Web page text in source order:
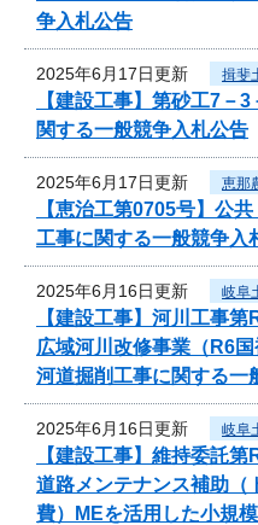
争入札公告
2025年6月17日更新 揖斐
【建設工事】第砂工7
関する一般競争入札公告
2025年6月17日更新 恵那
【恵治工第0705号】
工事に関する一般競争入
2025年6月16日更新 岐阜
【建設工事】河川工事
広域河川改修事業（R6
河道掘削工事に関する一
2025年6月16日更新 岐阜
【建設工事】維持委託
道路メンテナンス補助（
費）MEを活用した小規